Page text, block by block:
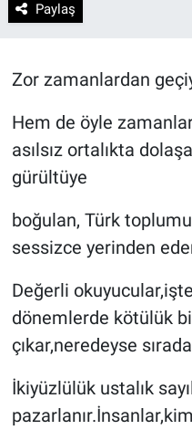
Paylaş
Zor zamanlardan
Hem de öyle
asılsız ortalıkta
gürültüye
boğulan, Türk
sessizce yerinden
Değerli
dönemlerde kötülük
çıkar,neredeyse
İkiyüzlülük ustalık